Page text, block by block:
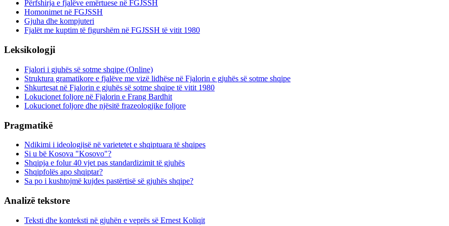
Përfshirja e fjalëve emërtuese në FGJSSH
Homonimet në FGJSSH
Gjuha dhe kompjuteri
Fjalët me kuptim të figurshëm në FGJSSH të vitit 1980
Leksikologji
Fjalori i gjuhës së sotme shqipe (Online)
Struktura gramatikore e fjalëve me vizë lidhëse në Fjalorin e gjuhës së sotme shqipe
Shkurtesat në Fjalorin e gjuhës së sotme shqipe të vitit 1980
Lokucionet foljore në Fjalorin e Frang Bardhit
Lokucionet foljore dhe njësitë frazeologjike foljore
Pragmatikë
Ndikimi i ideologjisë në varietetet e shqiptuara të shqipes
Si u bë Kosova "Kosovo"?
Shqipja e folur 40 vjet pas standardizimit të gjuhës
Shqipfolës apo shqiptar?
Sa po i kushtojmë kujdes pastërtisë së gjuhës shqipe?
Analizë tekstore
Teksti dhe konteksti në gjuhën e veprës së Ernest Koliqit